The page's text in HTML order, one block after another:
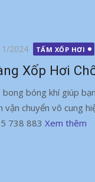
2024 TẤM XỐP HƠI
Xốp Hơi
bong bóng khí giúp
vận chuyển vô cung
738 883 Xem thêm